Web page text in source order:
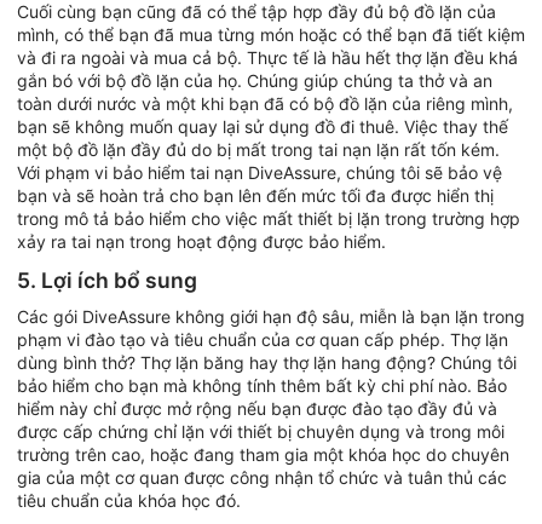
Cuối cùng bạn cũng đã có thể tập hợp đầy đủ bộ đồ lặn của
mình, có thể bạn đã mua từng món hoặc có thể bạn đã tiết kiệm
và đi ra ngoài và mua cả bộ. Thực tế là hầu hết thợ lặn đều khá
gắn bó với bộ đồ lặn của họ. Chúng giúp chúng ta thở và an
toàn dưới nước và một khi bạn đã có bộ đồ lặn của riêng mình,
bạn sẽ không muốn quay lại sử dụng đồ đi thuê. Việc thay thế
một bộ đồ lặn đầy đủ do bị mất trong tai nạn lặn rất tốn kém.
Với phạm vi bảo hiểm tai nạn DiveAssure, chúng tôi sẽ bảo vệ
bạn và sẽ hoàn trả cho bạn lên đến mức tối đa được hiển thị
trong mô tả bảo hiểm cho việc mất thiết bị lặn trong trường hợp
xảy ra tai nạn trong hoạt động được bảo hiểm.
5. Lợi ích bổ sung
Các gói DiveAssure không giới hạn độ sâu, miễn là bạn lặn trong
phạm vi đào tạo và tiêu chuẩn của cơ quan cấp phép. Thợ lặn
dùng bình thở? Thợ lặn băng hay thợ lặn hang động? Chúng tôi
bảo hiểm cho bạn mà không tính thêm bất kỳ chi phí nào. Bảo
hiểm này chỉ được mở rộng nếu bạn được đào tạo đầy đủ và
được cấp chứng chỉ lặn với thiết bị chuyên dụng và trong môi
trường trên cao, hoặc đang tham gia một khóa học do chuyên
gia của một cơ quan được công nhận tổ chức và tuân thủ các
tiêu chuẩn của khóa học đó.